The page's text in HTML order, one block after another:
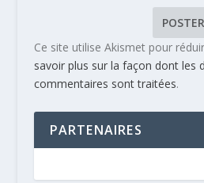
Ce site utilise Akismet pour
savoir plus sur la façon dont les
commentaires sont traitées.
PARTENAIRES